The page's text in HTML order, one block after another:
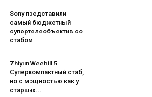
Sony представили
самый бюджетный
супертелеобъектив со
стабом
Zhiyun Weebill 5.
Cуперкомпактный стаб,
но с мощностью как у
старших...